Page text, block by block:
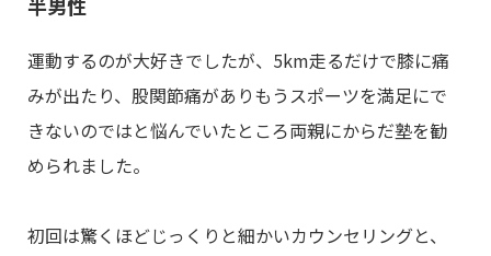
運動するのが大好きでしたが、5km走るだけで膝に痛
みが出たり、股関節痛がありもうスポーツを満足にで
きないのではと悩んでいたところ両親にからだ塾を勧
められました。
初回は驚くほどじっくりと細かいカウンセリングと、